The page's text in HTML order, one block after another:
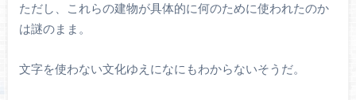
ただし、これらの建物が具体的に何のために使われたのか
は謎のまま。
文字を使わない文化ゆえになにもわからないそうだ。